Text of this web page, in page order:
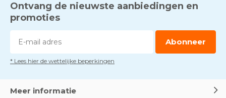
Ontvang de nieuwste aanbiedingen en
promoties
Abonneer
* Lees hier de wettelijke beperkingen
Meer informatie